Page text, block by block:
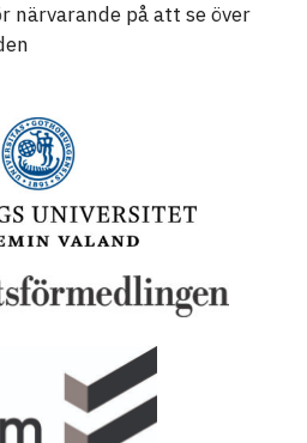
närvarande på att se över